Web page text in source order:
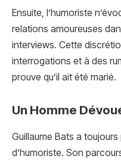
Ensuite, l’humoriste
relations amoureuses
interviews. Cette
interrogations et à des
prouve qu’il ait été marié.
Un Homme
Guillaume Bats a
d’humoriste. Son